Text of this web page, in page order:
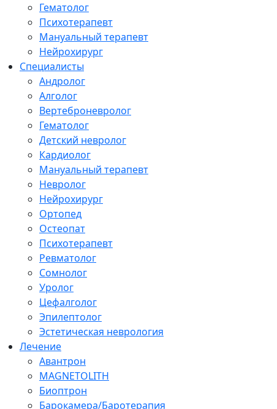
Гематолог
Психотерапевт
Мануальный терапевт
Нейрохирург
Специалисты
Андролог
Алголог
Вертеброневролог
Гематолог
Детский невролог
Кардиолог
Мануальный терапевт
Невролог
Нейрохирург
Ортопед
Остеопат
Психотерапевт
Ревматолог
Сомнолог
Уролог
Цефалголог
Эпилептолог
Эстетическая неврология
Лечение
Авантрон
MAGNETOLITH
Биоптрон
Барокамера/Баротерапия